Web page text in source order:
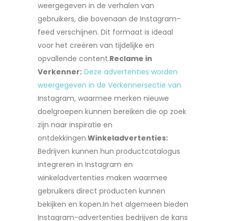
weergegeven in de verhalen van
gebruikers, die bovenaan de Instagram-
feed verschijnen. Dit formaat is ideaal
voor het creëren van tijdelijke en
opvallende content.Reclame in
Verkenner: Deze advertenties worden
weergegeven in de Verkennersectie van
Instagram, waarmee merken nieuwe
doelgroepen kunnen bereiken die op zoek
zijn naar inspiratie en
ontdekkingen.Winkeladvertenties:
Bedrijven kunnen hun productcatalogus
integreren in Instagram en
winkeladvertenties maken waarmee
gebruikers direct producten kunnen
bekijken en kopen.In het algemeen bieden
Instagram-advertenties bedrijven de kans